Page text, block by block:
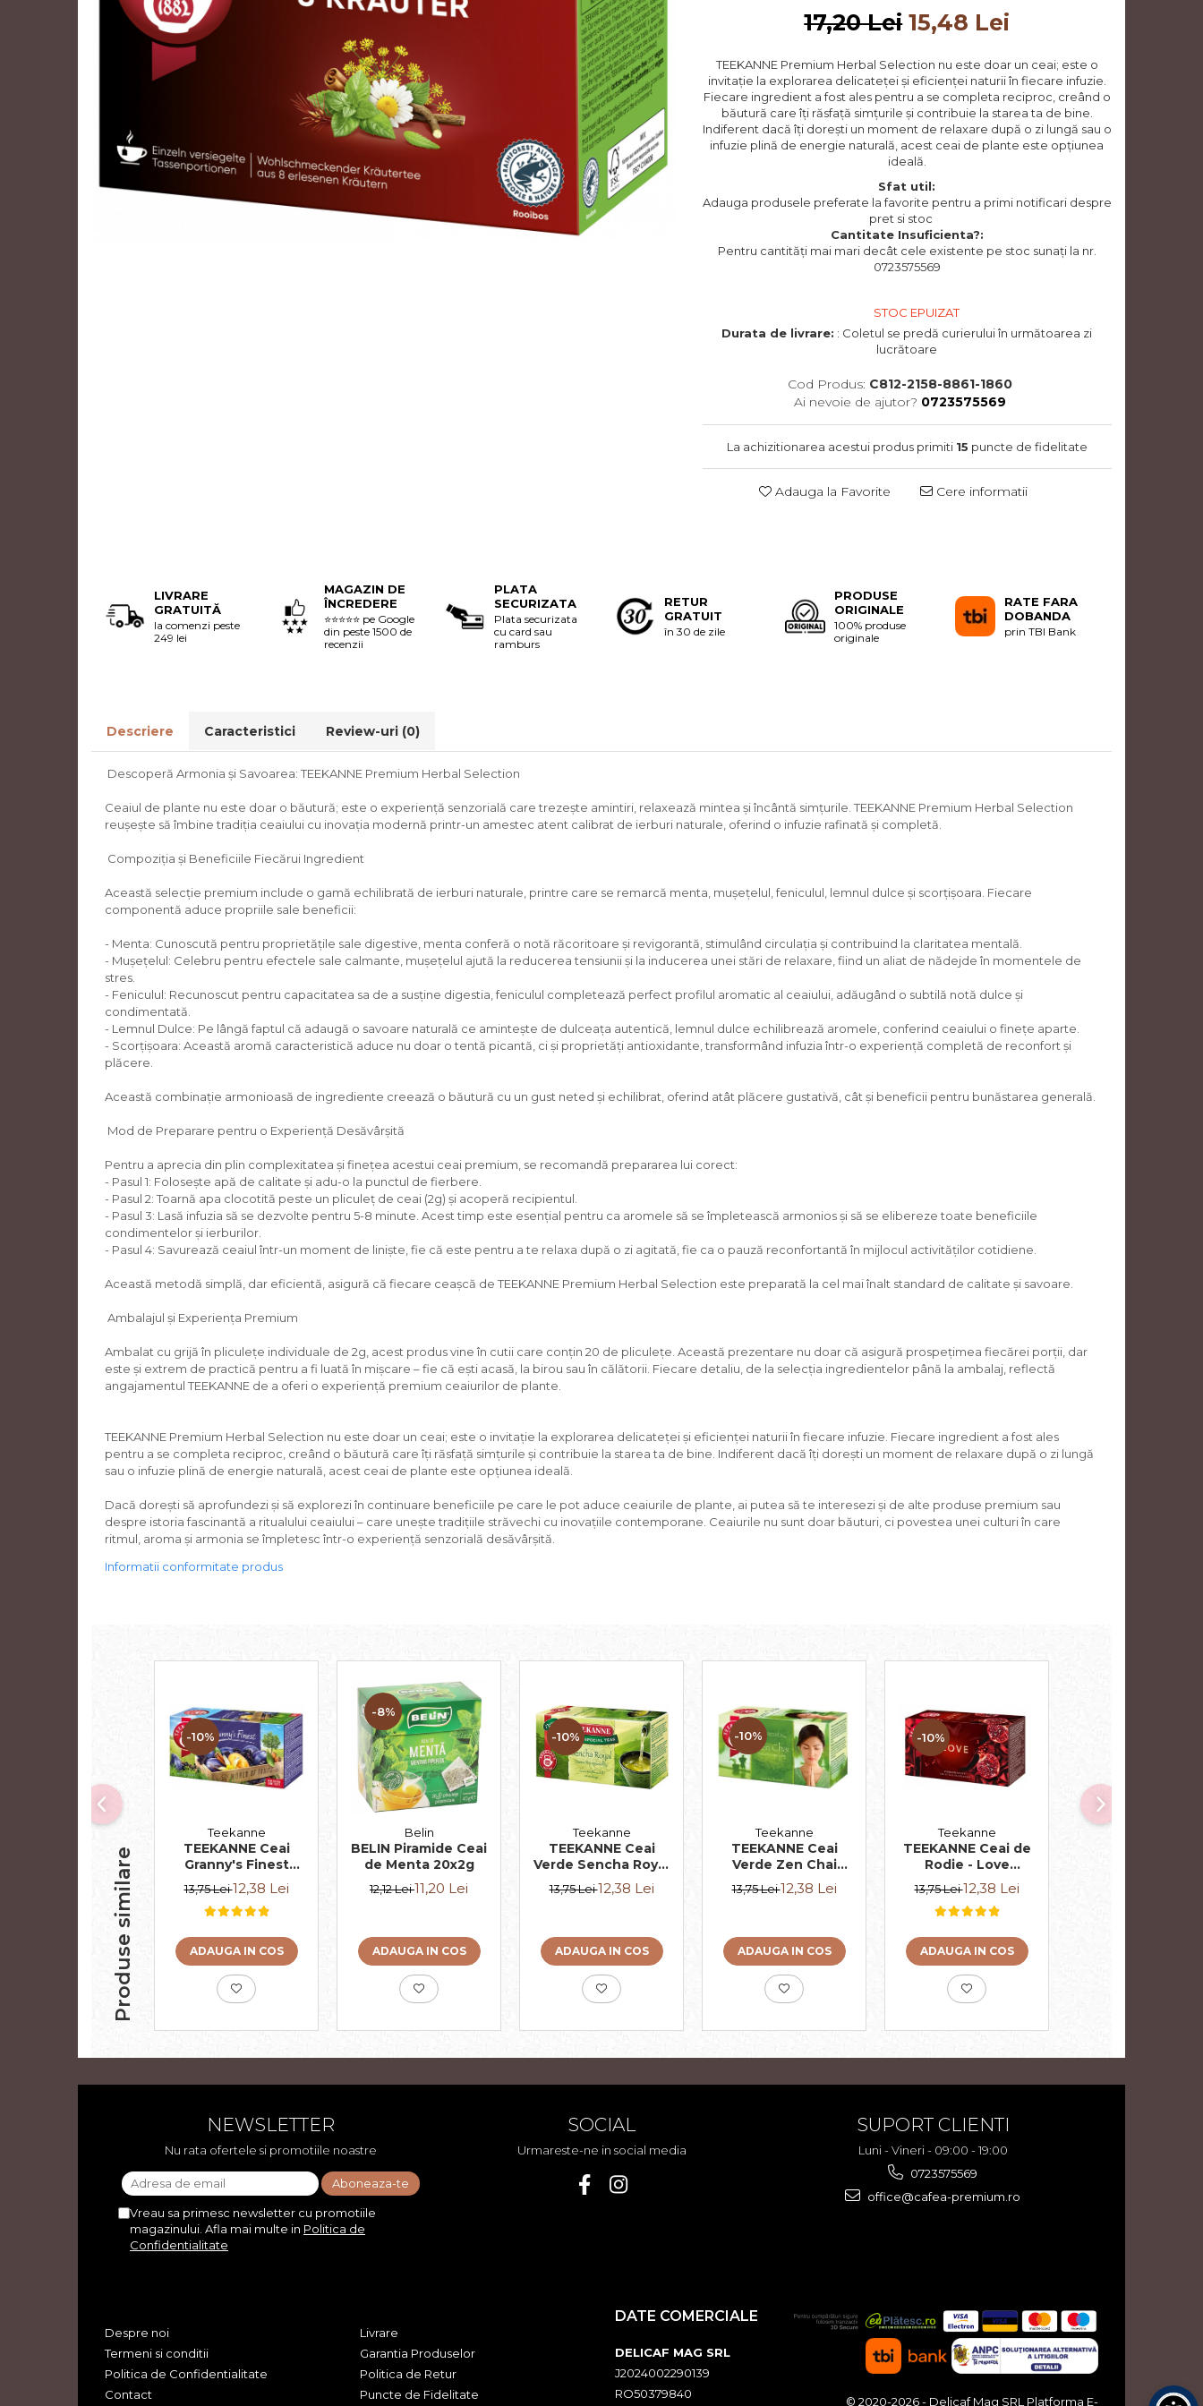
17,20 Lei 15,48 Lei
TEEKANNE Premium Herbal Selection nu este doar un ceai; este o
invitație la explorarea delicateței și eficienței naturii în fiecare infuzie.
Fiecare ingredient a fost ales pentru a se completa reciproc, creând o
băutură care îți răsfață simțurile și contribuie la starea ta de bine.
Indiferent dacă îți dorești un moment de relaxare după o zi lungă sau o
infuzie plină de energie naturală, acest ceai de plante este opțiunea
ideală.
Sfat util:
Adauga produsele preferate la favorite pentru a primi notificari despre
pret si stoc
Cantitate Insuficienta?:
Pentru cantități mai mari decât cele existente pe stoc sunați la nr.
0723575569
STOC EPUIZAT
Durata de livrare: : Coletul se predă curierului în următoarea zi
lucrătoare
Cod Produs: C812-2158-8861-1860
Ai nevoie de ajutor? 0723575569
La achizitionarea acestui produs primiti 15 puncte de fidelitate
Adauga la Favorite Cere informatii
LIVRARE
GRATUITĂ
la comenzi peste
249 lei
MAGAZIN DE
ÎNCREDERE
⭐⭐⭐⭐⭐ pe Google
din peste 1500 de
recenzii
PLATA
SECURIZATA
Plata securizata
cu card sau
ramburs
RETUR
GRATUIT
în 30 de zile
PRODUSE
ORIGINALE
100% produse
originale
RATE FARA
DOBANDA
prin TBI Bank
Descriere Caracteristici Review-uri (0)
Descoperă Armonia și Savoarea: TEEKANNE Premium Herbal Selection
Ceaiul de plante nu este doar o băutură; este o experiență senzorială care trezește amintiri, relaxează mintea și încântă simțurile. TEEKANNE Premium Herbal Selection
reușește să îmbine tradiția ceaiului cu inovația modernă printr-un amestec atent calibrat de ierburi naturale, oferind o infuzie rafinată și completă.
Compoziția și Beneficiile Fiecărui Ingredient
Această selecție premium include o gamă echilibrată de ierburi naturale, printre care se remarcă menta, mușețelul, feniculul, lemnul dulce și scorțișoara. Fiecare
componentă aduce propriile sale beneficii:
- Menta: Cunoscută pentru proprietățile sale digestive, menta conferă o notă răcoritoare și revigorantă, stimulând circulația și contribuind la claritatea mentală.
- Mușețelul: Celebru pentru efectele sale calmante, mușețelul ajută la reducerea tensiunii și la inducerea unei stări de relaxare, fiind un aliat de nădejde în momentele de
stres.
- Feniculul: Recunoscut pentru capacitatea sa de a susține digestia, feniculul completează perfect profilul aromatic al ceaiului, adăugând o subtilă notă dulce și
condimentată.
- Lemnul Dulce: Pe lângă faptul că adaugă o savoare naturală ce amintește de dulceața autentică, lemnul dulce echilibrează aromele, conferind ceaiului o finețe aparte.
- Scorțișoara: Această aromă caracteristică aduce nu doar o tentă picantă, ci și proprietăți antioxidante, transformând infuzia într-o experiență completă de reconfort și
plăcere.
Această combinație armonioasă de ingrediente creează o băutură cu un gust neted și echilibrat, oferind atât plăcere gustativă, cât și beneficii pentru bunăstarea generală.
Mod de Preparare pentru o Experiență Desăvârșită
Pentru a aprecia din plin complexitatea și finețea acestui ceai premium, se recomandă prepararea lui corect:
- Pasul 1: Folosește apă de calitate și adu-o la punctul de fierbere.
- Pasul 2: Toarnă apa clocotită peste un pliculeț de ceai (2g) și acoperă recipientul.
- Pasul 3: Lasă infuzia să se dezvolte pentru 5-8 minute. Acest timp este esențial pentru ca aromele să se împletească armonios și să se elibereze toate beneficiile
condimentelor și ierburilor.
- Pasul 4: Savurează ceaiul într-un moment de liniște, fie că este pentru a te relaxa după o zi agitată, fie ca o pauză reconfortantă în mijlocul activităților cotidiene.
Această metodă simplă, dar eficientă, asigură că fiecare ceașcă de TEEKANNE Premium Herbal Selection este preparată la cel mai înalt standard de calitate și savoare.
Ambalajul și Experiența Premium
Ambalat cu grijă în pliculețe individuale de 2g, acest produs vine în cutii care conțin 20 de pliculețe. Această prezentare nu doar că asigură prospețimea fiecărei porții, dar
este și extrem de practică pentru a fi luată în mișcare – fie că ești acasă, la birou sau în călătorii. Fiecare detaliu, de la selecția ingredientelor până la ambalaj, reflectă
angajamentul TEEKANNE de a oferi o experiență premium ceaiurilor de plante.
TEEKANNE Premium Herbal Selection nu este doar un ceai; este o invitație la explorarea delicateței și eficienței naturii în fiecare infuzie. Fiecare ingredient a fost ales
pentru a se completa reciproc, creând o băutură care îți răsfață simțurile și contribuie la starea ta de bine. Indiferent dacă îți dorești un moment de relaxare după o zi lungă
sau o infuzie plină de energie naturală, acest ceai de plante este opțiunea ideală.
Dacă dorești să aprofundezi și să explorezi în continuare beneficiile pe care le pot aduce ceaiurile de plante, ai putea să te interesezi și de alte produse premium sau
despre istoria fascinantă a ritualului ceaiului – care unește tradițiile străvechi cu inovațiile contemporane. Ceaiurile nu sunt doar băuturi, ci povestea unei culturi în care
ritmul, aroma și armonia se împletesc într-o experiență senzorială desăvârșită.
Informatii conformitate produs
Produse similare
-10%
Teekanne
TEEKANNE Ceai
Granny's Finest
20x2.5g
13,75 Lei12,38 Lei
ADAUGA IN COS
-8%
Belin
BELIN Piramide Ceai
de Menta 20x2g
12,12 Lei11,20 Lei
ADAUGA IN COS
-10%
Teekanne
TEEKANNE Ceai
Verde Sencha Royal
20x1.75g
13,75 Lei12,38 Lei
ADAUGA IN COS
-10%
Teekanne
TEEKANNE Ceai
Verde Zen Chai
20x1.75g
13,75 Lei12,38 Lei
ADAUGA IN COS
-10%
Teekanne
TEEKANNE Ceai de
Rodie - Love
20x2.5g
13,75 Lei12,38 Lei
ADAUGA IN COS
NEWSLETTER
Nu rata ofertele si promotiile noastre
Vreau sa primesc newsletter cu promotiile
magazinului. Afla mai multe in Politica de
Confidentialitate
SOCIAL
Urmareste-ne in social media
SUPORT CLIENTI
Luni - Vineri - 09:00 - 19:00
0723575569
office@cafea-premium.ro
Despre noi
Termeni si conditii
Politica de Confidentialitate
Contact
Livrare
Garantia Produselor
Politica de Retur
Puncte de Fidelitate
DATE COMERCIALE
DELICAF MAG SRL
J2024002290139
RO50379840
© 2020-2026 - Delicaf Mag SRL Platforma E-